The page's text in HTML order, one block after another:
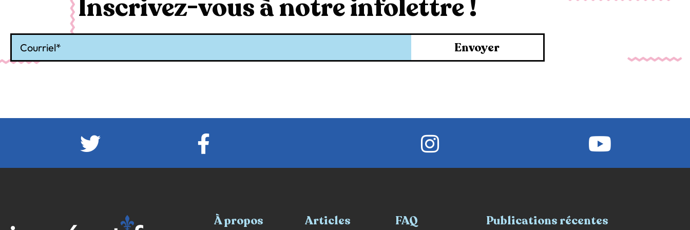
Inscrivez-vous à notre infolettre !
Envoyer
À propos Articles FAQ Publications récentes